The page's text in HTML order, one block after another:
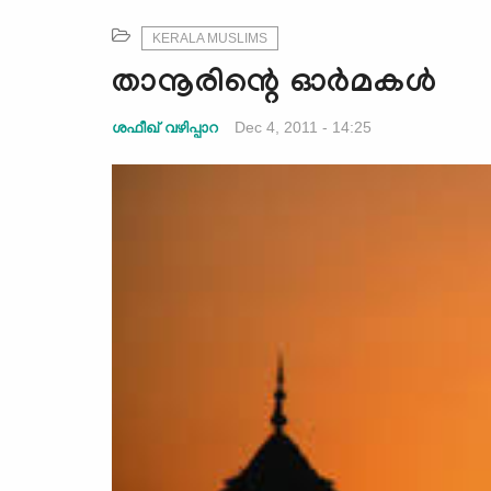
KERALA MUSLIMS
താനൂരിന്റെ ഓര്‍മകള്‍
ശഫീഖ് വഴിപ്പാറ Dec 4, 2011 - 14:25